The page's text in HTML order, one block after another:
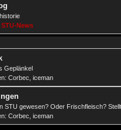
STU-News
Geplänkel
Corbec iceman
STU gewesen? Oder Frischfleisch?
Corbec iceman